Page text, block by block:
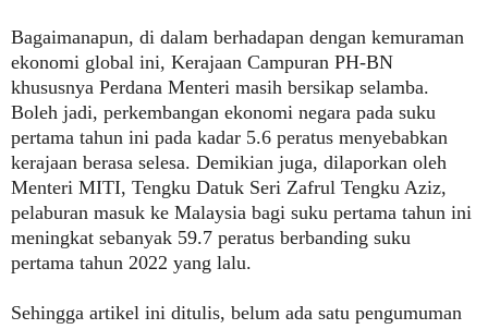
Bagaimanapun, di dalam berhadapan dengan kemuraman
ekonomi global ini, Kerajaan Campuran PH-BN
khususnya Perdana Menteri masih bersikap selamba.
Boleh jadi, perkembangan ekonomi negara pada suku
pertama tahun ini pada kadar 5.6 peratus menyebabkan
kerajaan berasa selesa. Demikian juga, dilaporkan oleh
Menteri MITI, Tengku Datuk Seri Zafrul Tengku Aziz,
pelaburan masuk ke Malaysia bagi suku pertama tahun ini
meningkat sebanyak 59.7 peratus berbanding suku
pertama tahun 2022 yang lalu.
Sehingga artikel ini ditulis, belum ada satu pengumuman